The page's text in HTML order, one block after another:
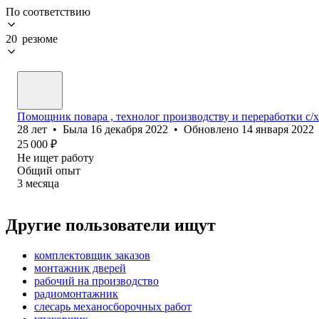
По соответствию
20 резюме
Помощник повара , технолог производству и переработки
28 лет • Была 16 декабря 2022 • Обновлено 14 января 2022
25 000 ₽
Не ищет работу
Общий опыт
3 месяца
Другие пользователи ищут
комплектовщик заказов
монтажник дверей
рабочий на производство
радиомонтажник
слесарь механосборочных работ